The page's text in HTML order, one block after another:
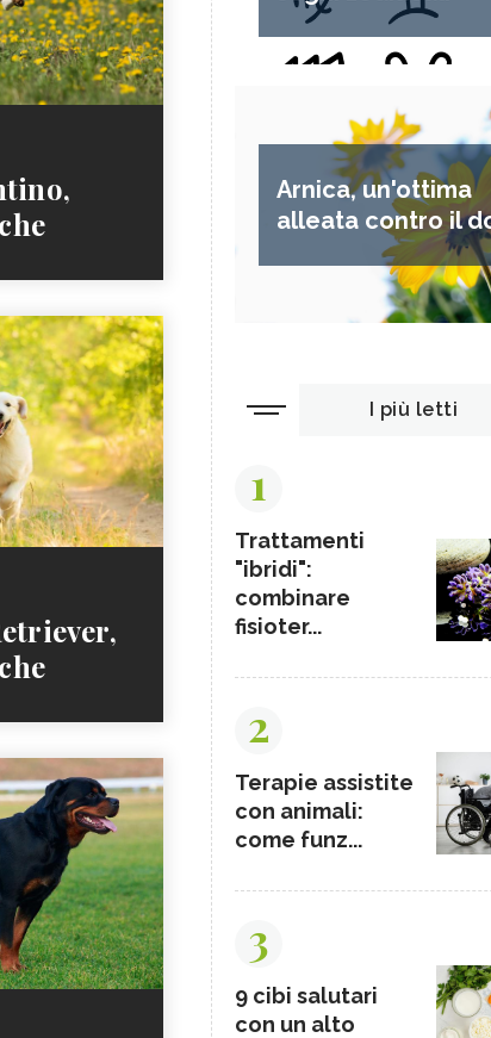
Arnica, un'ottima
alleata contro il
I più letti
1
Trattamenti
"ibridi":
combinare
fisioter...
2
Terapie assistite
con animali:
come funz...
3
9 cibi salutari
con un alto